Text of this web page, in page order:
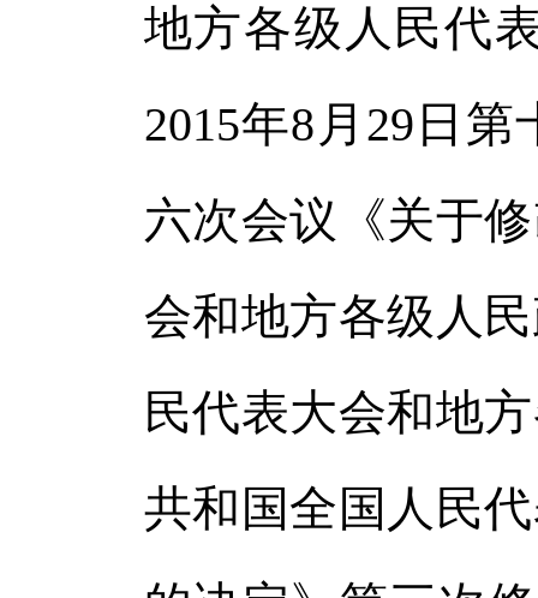
地方各级人民代
2015年8月29日
六次会议《关于
会和地方各级人
民代表大会和地
共和国全国人民